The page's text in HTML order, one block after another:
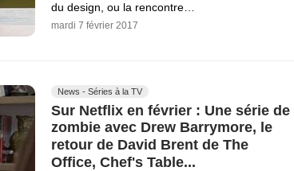
du design, ou la rencontre…
mardi 7 février 2017
News - Séries à la TV
Sur Netflix en février : Une série de
zombie avec Drew Barrymore, le
retour de David Brent de The
Office, Chef's Table...